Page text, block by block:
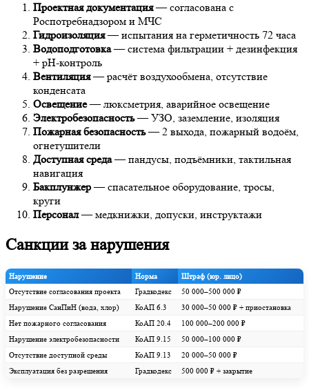
Проектная документация— согласована с
Роспотребнадзором и МЧС
Гидроизоляция— испытания на герметичность 72 часа
Водоподготовка— система фильтрации + дезинфекция
+ pH-контроль
Вентиляция— расчёт воздухообмена, отсутствие
конденсата
Освещение— люксметрия, аварийное освещение
Электробезопасность— УЗО, заземление, изоляция
Пожарная безопасность— 2 выхода, пожарный водоём,
огнетушители
Доступная среда— пандусы, подъёмники, тактильная
навигация
Бакплунжер— спасательное оборудование, тросы,
круги
Персонал— медкнижки, допуски, инструктажи
Санкции за нарушения
Нарушение Норма
Штраф (юр. лицо)
Отсутствие согласования проекта
Градкодекс
50 000–500 000 ₽
Нарушение СанПиН (вода, хлор)
КоАП 6.3
30 000–50 000 ₽ + приостановка
Нет пожарного согласования
КоАП 20.4
100 000–200 000 ₽
Нарушение электробезопасности
КоАП 9.15
50 000–100 000 ₽
Отсутствие доступной среды
КоАП 9.13
20 000–50 000 ₽
Эксплуатация без разрешения
Градкодекс 500 000 ₽ + закрытие